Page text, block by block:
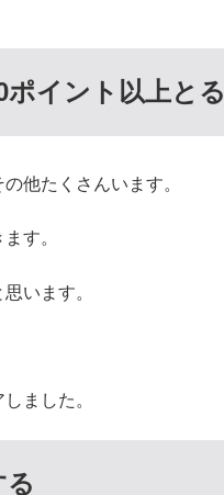
ポイント以上とる
他たくさんいます。
す。
います。
ました。